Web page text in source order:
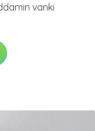
vanki